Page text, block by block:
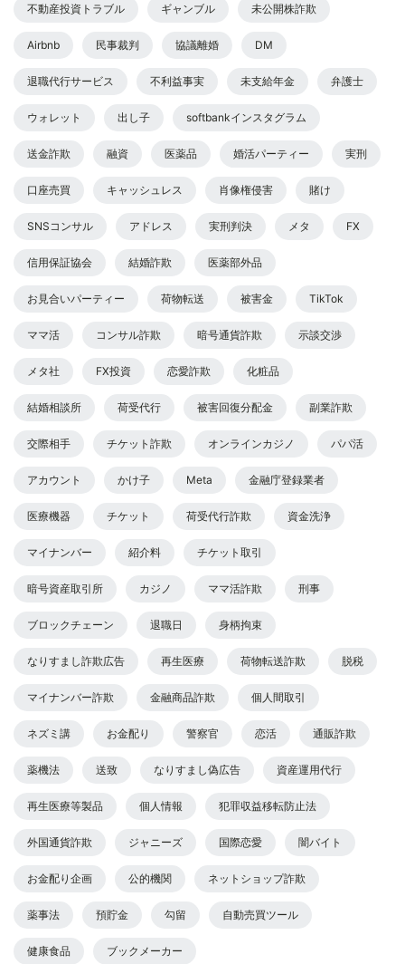
不動産投資トラブル ギャンブル 未公開株詐欺
Airbnb 民事裁判 協議離婚 DM
退職代行サービス 不利益事実 未支給年金 弁護士
ウォレット 出し子 softbankインスタグラム
送金詐欺 融資 医薬品 婚活パーティー 実刑
口座売買 キャッシュレス 肖像権侵害 賭け
SNSコンサル アドレス 実刑判決 メタ FX
信用保証協会 結婚詐欺 医薬部外品
お見合いパーティー 荷物転送 被害金 TikTok
ママ活 コンサル詐欺 暗号通貨詐欺 示談交渉
メタ社 FX投資 恋愛詐欺 化粧品
結婚相談所 荷受代行 被害回復分配金 副業詐欺
交際相手 チケット詐欺 オンラインカジノ パパ活
アカウント かけ子 Meta 金融庁登録業者
医療機器 チケット 荷受代行詐欺 資金洗浄
マイナンバー 紹介料 チケット取引
暗号資産取引所 カジノ ママ活詐欺 刑事
ブロックチェーン 退職日 身柄拘束
なりすまし詐欺広告 再生医療 荷物転送詐欺 脱税
マイナンバー詐欺 金融商品詐欺 個人間取引
ネズミ講 お金配り 警察官 恋活 通販詐欺
薬機法 送致 なりすまし偽広告 資産運用代行
再生医療等製品 個人情報 犯罪収益移転防止法
外国通貨詐欺 ジャニーズ 国際恋愛 闇バイト
お金配り企画 公的機関 ネットショップ詐欺
薬事法 預貯金 勾留 自動売買ツール
健康食品 ブックメーカー